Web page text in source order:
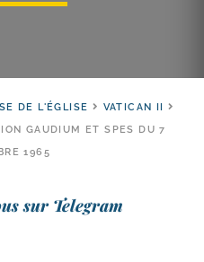
DE L'ÉGLISE
VATICAN II
GAUDIUM ET SPES DU 7
1965
sur Telegram